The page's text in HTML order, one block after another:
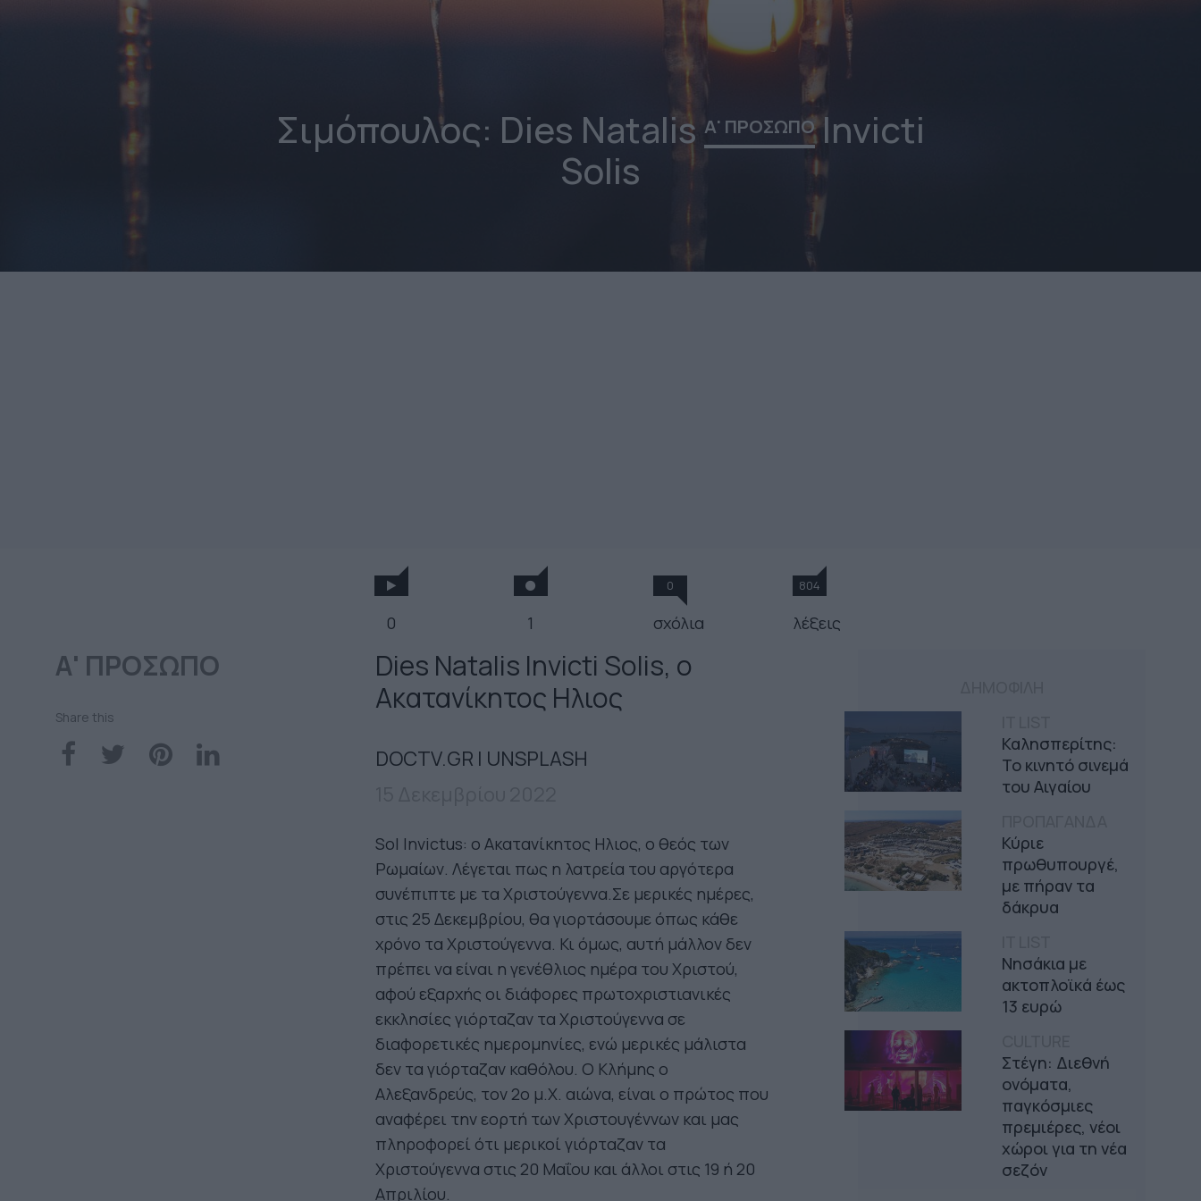
Σιμόπουλος: Dies Natalis Α' ΠΡΟΣΩΠΟInvicti
Solis
0 1
0
σχόλια
804
λέξεις
Α' ΠΡΟΣΩΠΟ
Share this
Καλησπερίτης:
Το κινητό σινεμά
του Αιγαίου
Κύριε
πρωθυπουργέ,
με πήραν τα
δάκρυα
Νησάκια με
ακτοπλοϊκά έως
13 ευρώ
Στέγη: Διεθνή
ονόματα,
παγκόσμιες
πρεμιέρες, νέοι
χώροι για τη νέα
σεζόν
Dies Natalis Invicti Solis, ο
Ακατανίκητος Ηλιος
DOCTV.GR | UNSPLASH
Sol Invictus: ο Ακατανίκητος Ηλιος, ο θεός των
Ρωμαίων. Λέγεται πως η λατρεία του αργότερα
συνέπιπτε με τα Χριστούγεννα.Σ​​ε μερικές ημέρες,
στις 25 Δεκεμβρίου, θα γιορτάσουμε όπως κάθε
χρόνο τα Χριστούγεννα. Κι όμως, αυτή μάλλον δεν
πρέπει να είναι η γενέθλιος ημέρα του Χριστού,
αφού εξαρχής οι διάφορες πρωτοχριστιανικές
εκκλησίες γιόρταζαν τα Χριστούγεννα σε
διαφορετικές ημερομηνίες, ενώ μερικές μάλιστα
δεν τα γιόρταζαν καθόλου. Ο Κλήμης ο
Αλεξανδρεύς, τον 2ο μ.Χ. αιώνα, είναι ο πρώτος που
αναφέρει την εορτή των Χριστουγέννων και μας
πληροφορεί ότι μερικοί γιόρταζαν τα
Χριστούγεννα στις 20 Μαΐου και άλλοι στις 19 ή 20
Απριλίου.